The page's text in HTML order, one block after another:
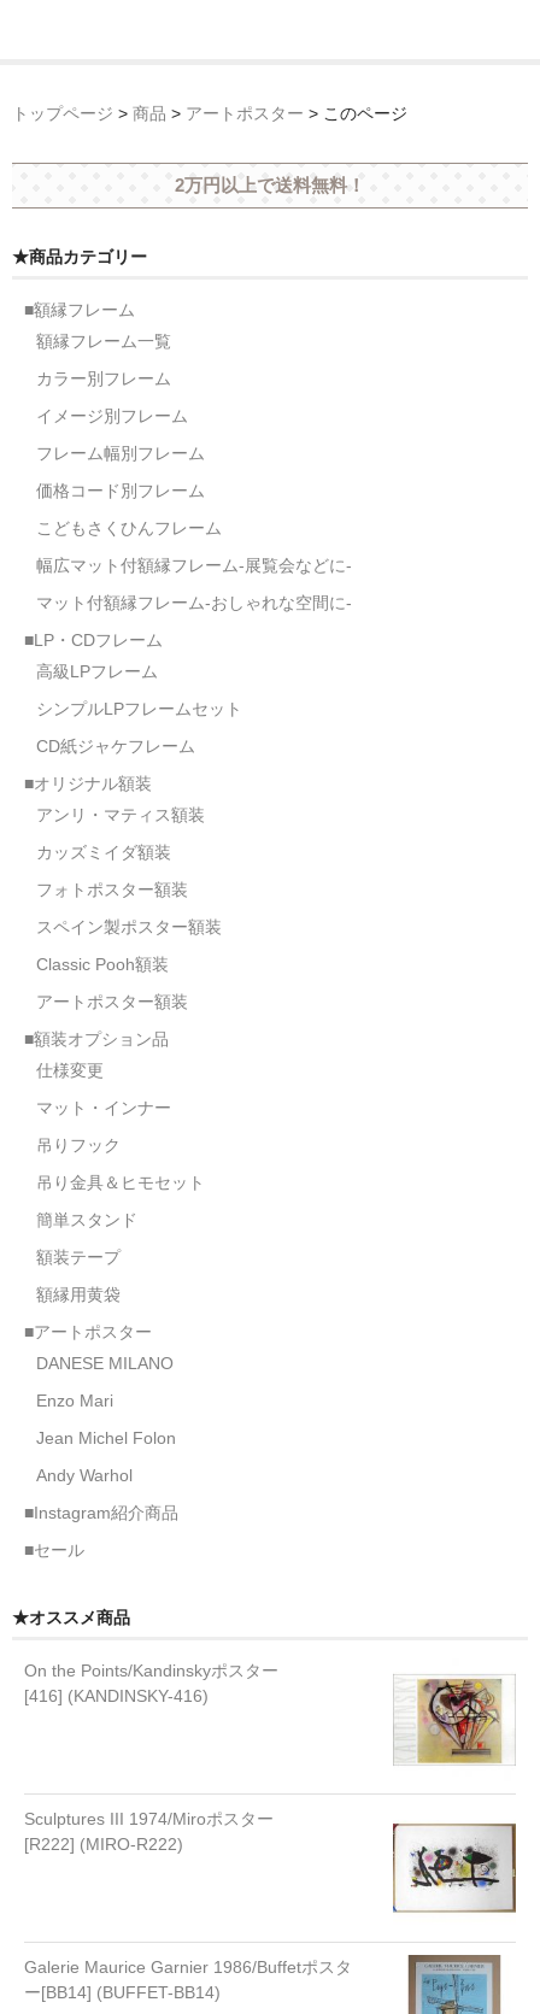
トップページ > 商品 > アートポスター > このページ
2万円以上で送料無料！
★商品カテゴリー
■額縁フレーム
額縁フレーム一覧
カラー別フレーム
イメージ別フレーム
フレーム幅別フレーム
価格コード別フレーム
こどもさくひんフレーム
幅広マット付額縁フレーム-展覧会などに-
マット付額縁フレーム-おしゃれな空間に-
■LP・CDフレーム
高級LPフレーム
シンプルLPフレームセット
CD紙ジャケフレーム
■オリジナル額装
アンリ・マティス額装
カッズミイダ額装
フォトポスター額装
スペイン製ポスター額装
Classic Pooh額装
アートポスター額装
■額装オプション品
仕様変更
マット・インナー
吊りフック
吊り金具＆ヒモセット
簡単スタンド
額装テープ
額縁用黄袋
■アートポスター
DANESE MILANO
Enzo Mari
Jean Michel Folon
Andy Warhol
■Instagram紹介商品
■セール
★オススメ商品
On the Points/Kandinskyポスター
[416] (KANDINSKY-416)
Sculptures III 1974/Miroポスター
[R222] (MIRO-R222)
Galerie Maurice Garnier 1986/Buffetポスタ
ー[BB14] (BUFFET-BB14)